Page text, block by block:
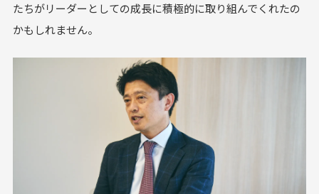
たちがリーダーとしての成長に積極的に取り組んでくれたの
かもしれません。